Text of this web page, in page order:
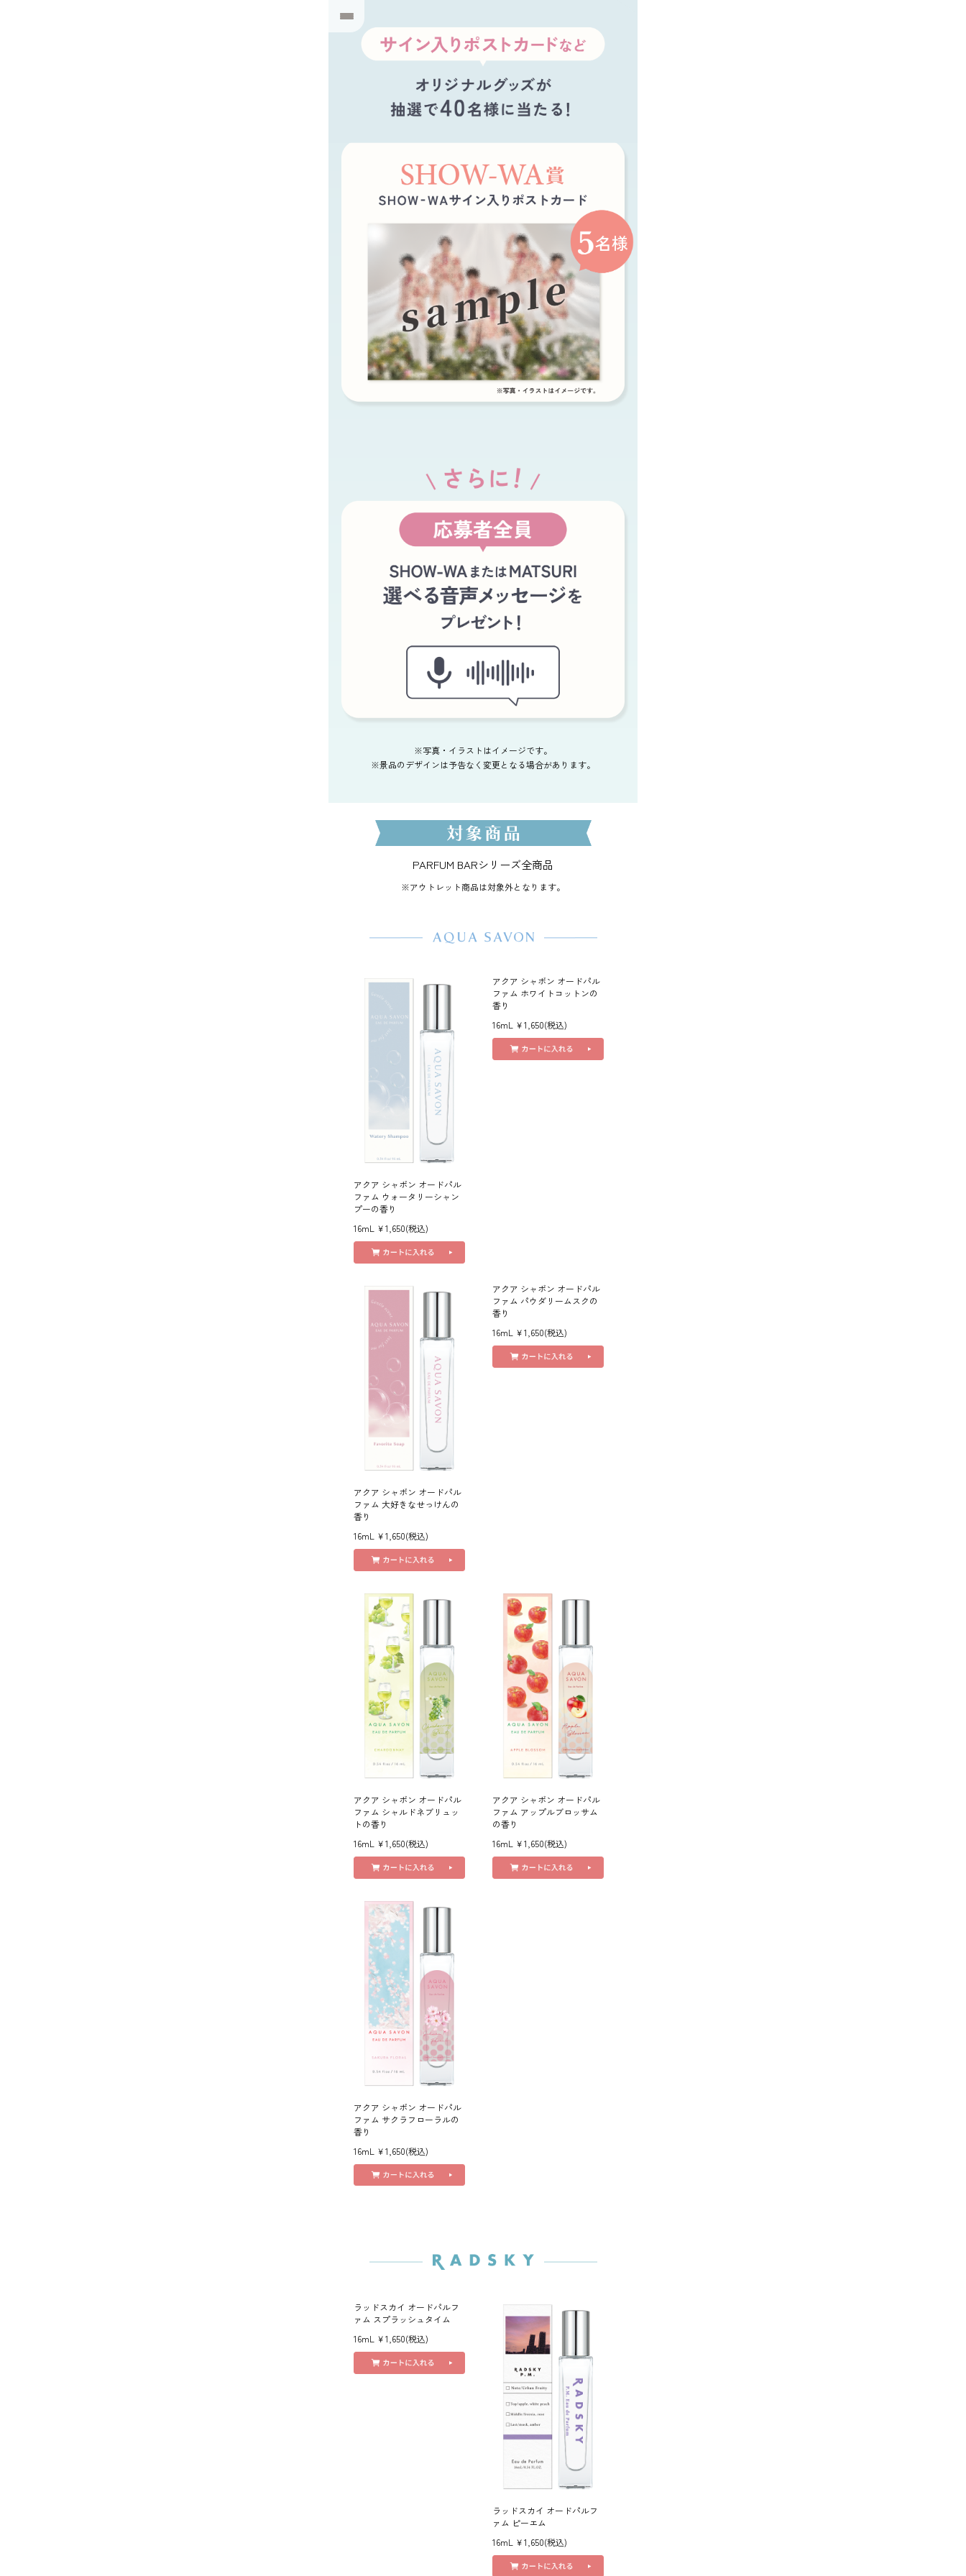
※写真・イラストはイメージです。
※景品のデザインは予告なく変更となる場合があります。
PARFUM BARシリーズ全商品
※アウトレット商品は対象外となります。
アクア シャボン オードパル
ファム ウォータリーシャン
プーの香り
16mL ￥1,650(税込)
アクア シャボン オードパル
ファム ホワイトコットンの
香り
16mL ￥1,650(税込)
アクア シャボン オードパル
ファム 大好きなせっけんの
香り
16mL ￥1,650(税込)
アクア シャボン オードパル
ファム パウダリームスクの
香り
16mL ￥1,650(税込)
アクア シャボン オードパル
ファム シャルドネブリュッ
トの香り
16mL ￥1,650(税込)
アクア シャボン オードパル
ファム アップルブロッサム
の香り
16mL ￥1,650(税込)
アクア シャボン オードパル
ファム サクラフローラルの
香り
16mL ￥1,650(税込)
ラッドスカイ オードパルフ
ァム スプラッシュタイム
16mL ￥1,650(税込)
ラッドスカイ オードパルフ
ァム ピーエム
16mL ￥1,650(税込)